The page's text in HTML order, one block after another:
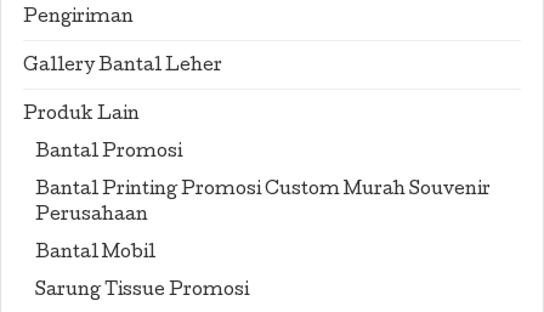
Pengiriman
Gallery Bantal Leher
Produk Lain
Bantal Promosi
Bantal Printing Promosi Custom Murah Souvenir
Perusahaan
Bantal Mobil
Sarung Tissue Promosi